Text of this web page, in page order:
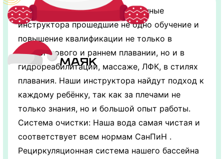
У нас работают квалифицированные
инструктора прошедшие не одно обучение и
повышение квалификации не только в
Грудничкового и раннем плавании, но и в
гидрореабилитации, массаже, ЛФК, в стилях
плавания. Наши инструктора найдут подход к
каждому ребёнку, так как за плечами не
только знания, но и большой опыт работы.
Система очистки: Наша вода самая чистая и
соответствует всем нормам СанПиН .
Рециркуляционная система нашего бассейна